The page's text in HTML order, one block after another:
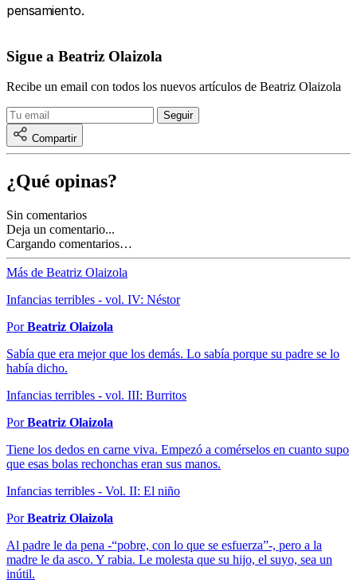
pensamiento.
Sigue a Beatriz Olaizola
Recibe un email con todos los nuevos artículos de Beatriz Olaizola
Compartir
¿Qué opinas?
Sin comentarios
Deja un comentario...
Cargando comentarios…
Más de Beatriz Olaizola
Infancias terribles - vol. IV: Néstor
PorBeatriz Olaizola
Sabía que era mejor que los demás. Lo sabía porque su padre se lo
había dicho.
Infancias terribles - vol. III: Burritos
PorBeatriz Olaizola
Tiene los dedos en carne viva. Empezó a comérselos en cuanto supo
que esas bolas rechonchas eran sus manos.
Infancias terribles - Vol. II: El niño
PorBeatriz Olaizola
Al padre le da pena -“pobre, con lo que se esfuerza”-, pero a la
madre le da asco. Y rabia. Le molesta que su hijo, el suyo, sea un
inútil.